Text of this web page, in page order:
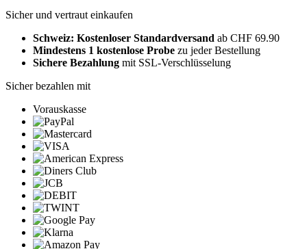
Sicher und vertraut einkaufen
Schweiz: Kostenloser Standardversand ab CHF 69.90
Mindestens 1 kostenlose Probe zu jeder Bestellung
Sichere Bezahlung mit SSL-Verschlüsselung
Sicher bezahlen mit
Vorauskasse